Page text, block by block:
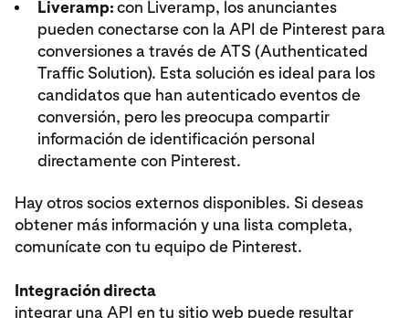
Liveramp:con Liveramp, los anunciantes
pueden conectarse con la API de Pinterest para
conversiones a través de ATS (Authenticated
Traffic Solution). Esta solución es ideal para los
candidatos que han autenticado eventos de
conversión, pero les preocupa compartir
información de identificación personal
directamente con Pinterest.
Hay otros socios externos disponibles. Si deseas
obtener más información y una lista completa,
comunícate con tu equipo de Pinterest.
Integración directa
integrar una API en tu sitio web puede resultar